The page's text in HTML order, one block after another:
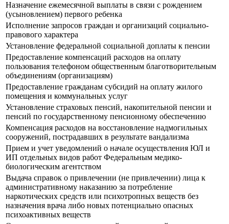
Назначение ежемесячной выплаты в связи с рождением
(усыновлением) первого ребенка
Исполнение запросов граждан и организаций социально-
правового характера
Установление федеральной социальной доплаты к пенсии
Предоставление компенсаций расходов на оплату
пользования телефоном общественным благотворительным
объединениям (организациям)
Предоставление гражданам субсидий на оплату жилого
помещения и коммунальных услуг
Установление страховых пенсий, накопительной пенсии и
пенсий по государственному пенсионному обеспечению
Компенсация расходов на восстановление надмогильных
сооружений, пострадавших в результате вандализма
Прием и учет уведомлений о начале осуществления ЮЛ и
ИП отдельных видов работ Федеральным медико-
биологическим агентством
Выдача справок о привлечении (не привлечении) лица к
административному наказанию за потребление
наркотических средств или психотропных веществ без
назначения врача либо новых потенциально опасных
психоактивных веществ